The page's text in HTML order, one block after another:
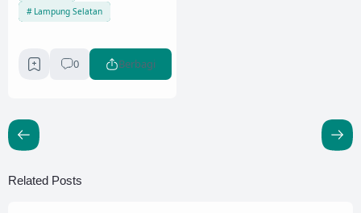
Lampung Selatan
0 Berbagi
Related Posts